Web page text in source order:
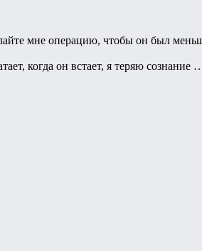
мне операцию, чтобы он был
когда он встает, я теряю сознание